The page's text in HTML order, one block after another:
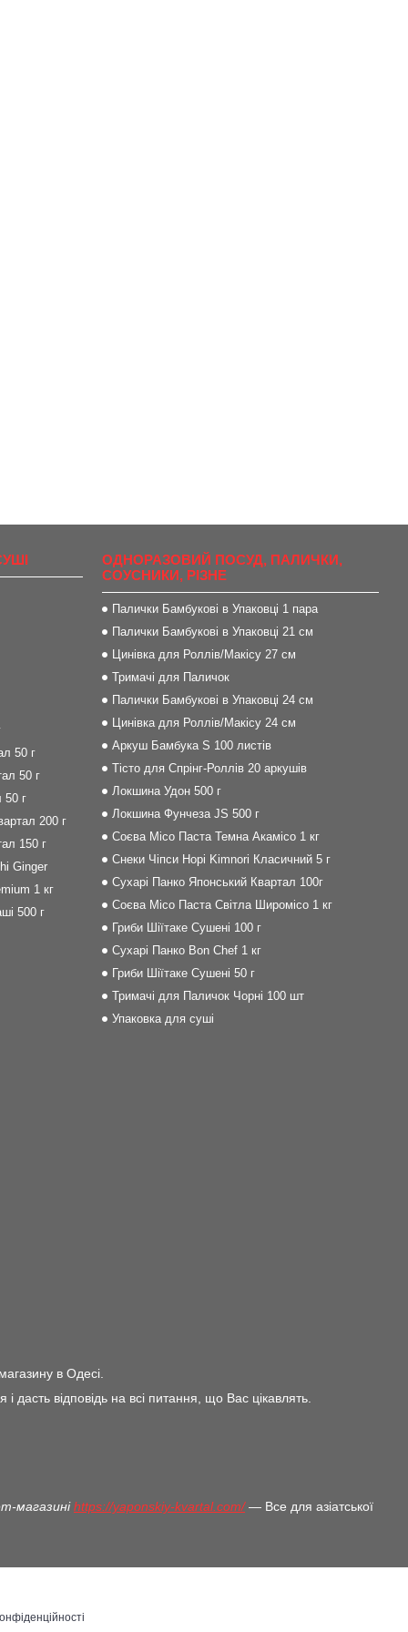
50 г
50 г
50 г
200 г
150 г
Ginger
1 кг
500 г
ОДНОРАЗОВИЙ ПОСУД, ПАЛИЧКИ,
СОУСНИКИ, РІЗНЕ
Палички Бамбукові в Упаковці 1 пара
Палички Бамбукові в Упаковці 21 см
Цинівка для Роллів/Макісу 27 см
Тримачі для Паличок
Палички Бамбукові в Упаковці 24 см
Цинівка для Роллів/Макісу 24 см
Аркуш Бамбука S 100 листів
Тісто для Спрінг-Роллів 20 аркушів
Локшина Удон 500 г
Локшина Фунчеза JS 500 г
Соєва Місо Паста Темна Акамісо 1 кг
Снеки Чіпси Норі Kimnori Класичний 5 г
Сухарі Панко Японський Квартал 100г
Соєва Місо Паста Світла Широмісо 1 кг
Гриби Шіїтаке Сушені 100 г
Сухарі Панко Bon Сhef 1 кг
Гриби Шіїтаке Сушені 50 г
Тримачі для Паличок Чорні 100 шт
Упаковка для суші
в Одесі.
відповідь на всі питання, що Вас цікавлять.
магазиніhttps://yaponskiy-kvartal.com/— Все для азіатської